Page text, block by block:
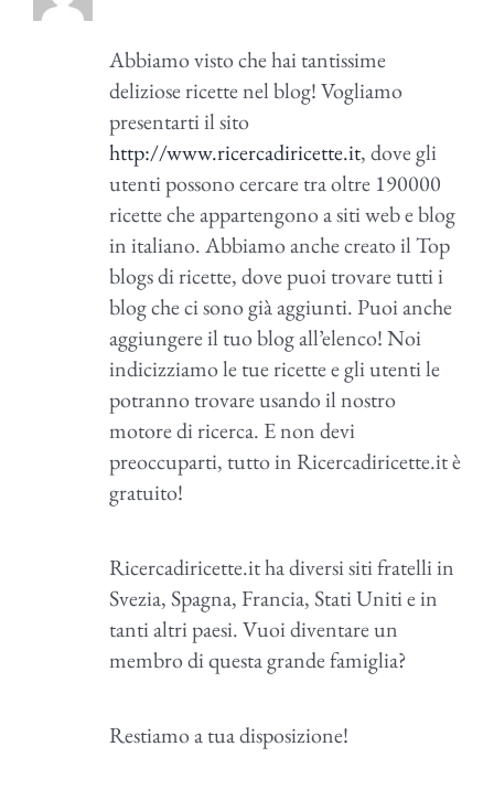
Abbiamo visto che hai tantissime
deliziose ricette nel blog! Vogliamo
presentarti il sito
http://www.ricercadiricette.it, dove gli
utenti possono cercare tra oltre 190000
ricette che appartengono a siti web e blog
in italiano. Abbiamo anche creato il Top
blogs di ricette, dove puoi trovare tutti i
blog che ci sono già aggiunti. Puoi anche
aggiungere il tuo blog all’elenco! Noi
indicizziamo le tue ricette e gli utenti le
potranno trovare usando il nostro
motore di ricerca. E non devi
preoccuparti, tutto in Ricercadiricette.it è
gratuito!
Ricercadiricette.it ha diversi siti fratelli in
Svezia, Spagna, Francia, Stati Uniti e in
tanti altri paesi. Vuoi diventare un
membro di questa grande famiglia?
Restiamo a tua disposizione!